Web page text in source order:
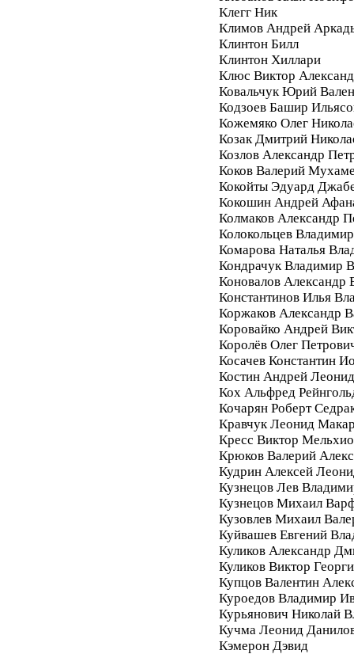
Клегг Ник
Климов Андрей
Клинтон Билл
Клинтон Хиллари
Клюс Виктор
Ковальчук Юрий
Кодзоев Башир
Кожемяко Олег
Козак Дмитрий
Козлов Александр
Коков Валерий
Кокойты Эдуард
Кокошин Андрей
Колмаков Александр
Колокольцев
Комарова Наталья
Кондрачук Владимир
Коновалов Александр
Константинов Илья
Коржаков Александр
Коровайко Андрей
Королёв Олег
Косачев Константин
Костин Андрей
Кох Альфред
Кочарян Роберт
Кравчук Леонид
Кресс Виктор
Крюков Валерий
Кудрин Алексей
Кузнецов Лев
Кузнецов Михаил
Кузовлев Михаил
Куйвашев Евгений
Куликов Александр
Куликов Виктор
Купцов Валентин
Куроедов Владимир
Курьянович Николай
Кучма Леонид
Кэмерон Дэвид